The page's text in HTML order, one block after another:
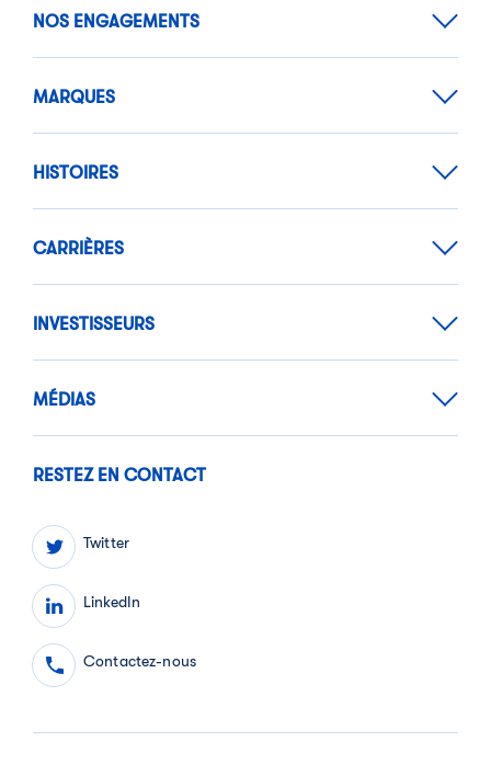
NOS ENGAGEMENTS
MARQUES
HISTOIRES
CARRIÈRES
INVESTISSEURS
MÉDIAS
RESTEZ EN CONTACT
Twitter
LinkedIn
Contactez-nous